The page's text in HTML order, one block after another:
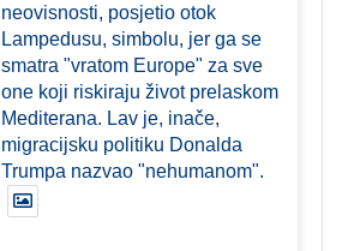
neovisnosti, posjetio otok
Lampedusu, simbolu, jer ga se
smatra "vratom Europe" za sve
one koji riskiraju život prelaskom
Mediterana. Lav je, inače,
migracijsku politiku Donalda
Trumpa nazvao "nehumanom".